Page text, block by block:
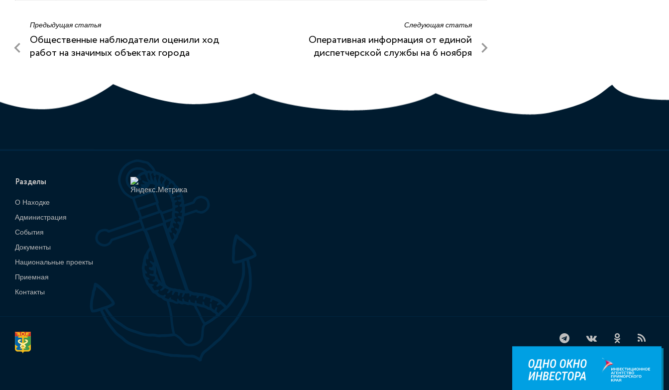
Предыдущая статья
Общественные наблюдатели оценили ход
работ на значимых объектах города
Следующая статья
Оперативная информация от единой
диспетчерской службы на 6 ноября
Разделы
О Находке
Администрация
События
Документы
Национальные проекты
Приемная
Контакты